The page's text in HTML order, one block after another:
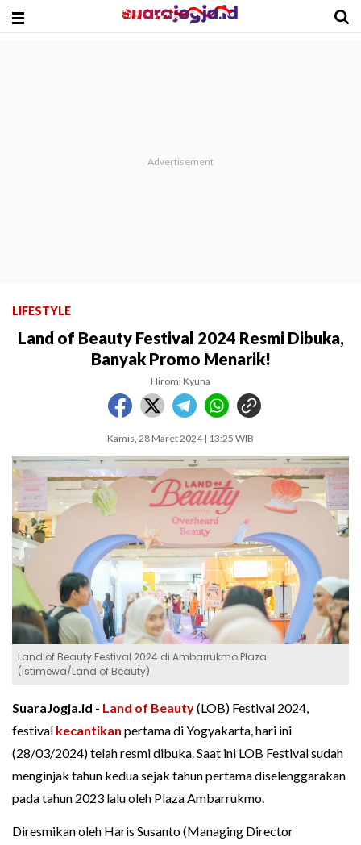
LIFESTYLE
Land of Beauty Festival 2024 Resmi Dibuka,
Banyak Promo Menarik!
Hiromi Kyuna
Kamis, 28 Maret 2024 | 13:25 WIB
Land of Beauty Festival 2024 di Ambarrukmo Plaza
(Istimewa/Land of Beauty)
SuaraJogja.id - Land of Beauty(LOB) Festival 2024,
festival kecantikan pertama di Yogyakarta, hari ini
(28/03/2024) telah resmi dibuka. Saat ini LOB Festival sudah
menginjak tahun kedua sejak tahun pertama diselenggarakan
pada tahun 2023 lalu oleh Plaza Ambarrukmo.
Diresmikan oleh Haris Susanto (Managing Director